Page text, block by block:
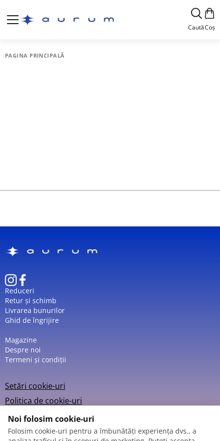
CautăCoș
PAGINA PRINCIPALĂ
Reduceri
Retur și schimb
Livrarea bunurilor
Ghid de îngrijire
Magazine
Despre noi
Termeni și condiții
Setări cookie-uri
Politica de cookie-uri
Noi folosim cookie-uri
Folosim cookie-uri pentru a îmbunătăți experiența dvs., a